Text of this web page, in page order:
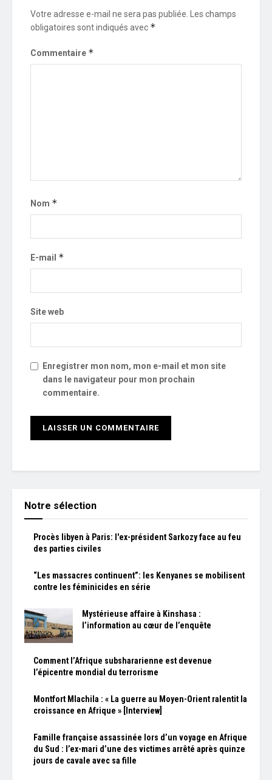
Votre adresse e-mail ne sera pas publiée.
Les champs
obligatoires sont indiqués avec *
Commentaire *
Nom *
E-mail *
Site web
Enregistrer mon nom, mon e-mail et mon site
dans le navigateur pour mon prochain
commentaire.
Notre sélection
Procès libyen à Paris: l'ex-président Sarkozy face au feu
des parties civiles
“Les massacres continuent”: les Kenyanes se mobilisent
contre les féminicides en série
Mystérieuse affaire à Kinshasa :
l’information au cœur de l’enquête
Comment l’Afrique subshararienne est devenue
l’épicentre mondial du terrorisme
Montfort Mlachila : « La guerre au Moyen-Orient ralentit la
croissance en Afrique » [Interview]
Famille française assassinée lors d’un voyage en Afrique
du Sud : l’ex-mari d’une des victimes arrêté après quinze
jours de cavale avec sa fille